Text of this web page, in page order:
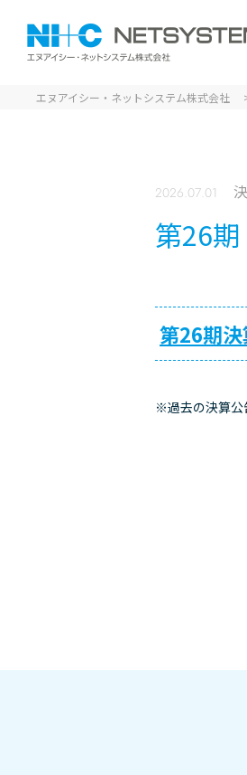
エヌアイシー・ネットシステム株式会社
2026.07.01
第26
第26期決
※過去の決算公